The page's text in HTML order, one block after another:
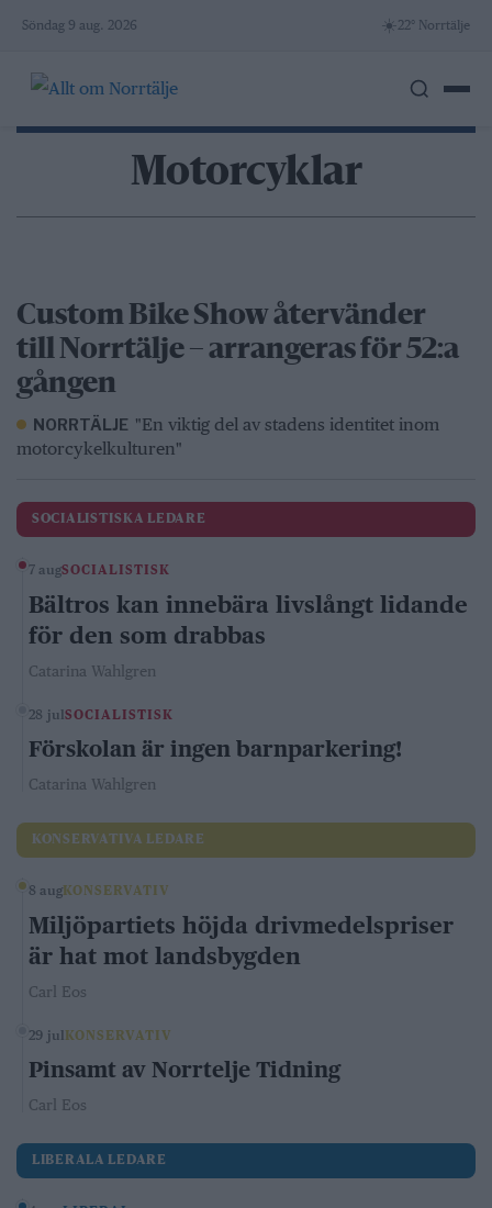
Skip
content
Söndag 9 aug. 2026 ☀️22° Norrtälje
Motorcyklar
Custom Bike Show återvänder
till Norrtälje – arrangeras för 52:a
gången
NORRTÄLJE "En viktig del av stadens identitet inom
motorcykelkulturen"
SOCIALISTISKA LEDARE
7 augSOCIALISTISK
Bältros kan innebära livslångt lidande
för den som drabbas
Catarina Wahlgren
28 julSOCIALISTISK
Förskolan är ingen barnparkering!
Catarina Wahlgren
KONSERVATIVA LEDARE
8 aug KONSERVATIV
Miljöpartiets höjda drivmedelspriser
är hat mot landsbygden
Carl Eos
29 jul KONSERVATIV
Pinsamt av Norrtelje Tidning
Carl Eos
LIBERALA LEDARE